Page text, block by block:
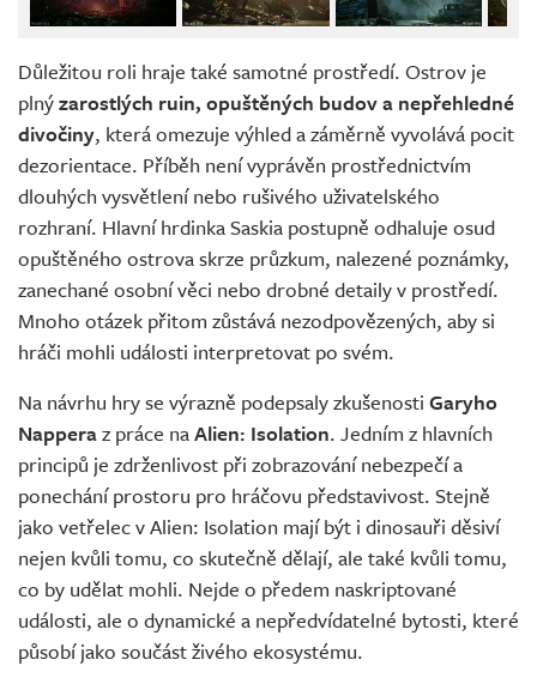
Důležitou roli hraje také samotné prostředí. Ostrov je
plnýzarostlých ruin, opuštěných budov a nepřehledné
divočiny, která omezuje výhled a záměrně vyvolává pocit
dezorientace. Příběh není vyprávěn prostřednictvím
dlouhých vysvětlení nebo rušivého uživatelského
rozhraní. Hlavní hrdinka Saskia postupně odhaluje osud
opuštěného ostrova skrze průzkum, nalezené poznámky,
zanechané osobní věci nebo drobné detaily v prostředí.
Mnoho otázek přitom zůstává nezodpovězených, aby si
hráči mohli události interpretovat po svém.
Na návrhu hry se výrazně podepsaly zkušenosti Garyho
Napperaz práce naAlien: Isolation. Jedním z hlavních
principů je zdrženlivost při zobrazování nebezpečí a
ponechání prostoru pro hráčovu představivost. Stejně
jako vetřelec v Alien: Isolation mají být i dinosauři děsiví
nejen kvůli tomu, co skutečně dělají, ale také kvůli tomu,
co by udělat mohli. Nejde o předem naskriptované
události, ale o dynamické a nepředvídatelné bytosti, které
působí jako součást živého ekosystému.